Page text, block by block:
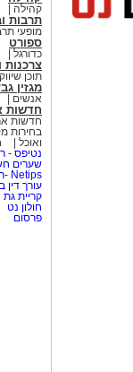
קהילה
תרבות
מופעי
ספורט
כדורגל
צרכנות
תוכן
מגזין
אנשים
חדשות
חדשות
בחירות
ואוכל
נטיפס -
שערים
Netips -רשת חברתית לחכמת ההמונים
עורך דין
קריית גת
חולון נט
פרסום